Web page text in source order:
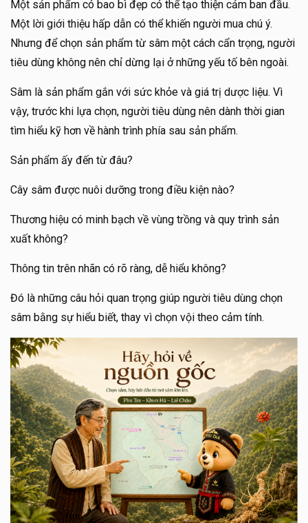
Một sản phẩm có bao bì đẹp có thể tạo thiện cảm ban đầu.
Một lời giới thiệu hấp dẫn có thể khiến người mua chú ý.
Nhưng để chọn sản phẩm từ sâm một cách cẩn trọng, người
tiêu dùng không nên chỉ dừng lại ở những yếu tố bên ngoài.
Sâm là sản phẩm gắn với sức khỏe và giá trị dược liệu. Vì
vậy, trước khi lựa chọn, người tiêu dùng nên dành thời gian
tìm hiểu kỹ hơn về hành trình phía sau sản phẩm.
Sản phẩm ấy đến từ đâu?
Cây sâm được nuôi dưỡng trong điều kiện nào?
Thương hiệu có minh bạch về vùng trồng và quy trình sản
xuất không?
Thông tin trên nhãn có rõ ràng, dễ hiểu không?
Đó là những câu hỏi quan trọng giúp người tiêu dùng chọn
sâm bằng sự hiểu biết, thay vì chọn vội theo cảm tính.